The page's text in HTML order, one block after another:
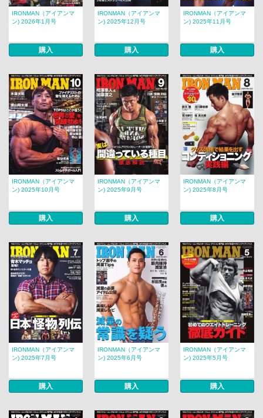
IRONMAN（アイアンマ
ン) 2026年1月号
購入
IRONMAN（アイアンマ
ン) 2025年12月号
購入
IRONMAN（アイアンマ
ン) 2025年11月号
購入
IRONMAN（アイアンマ
ン) 2025年10月号
購入
IRONMAN（アイアンマ
ン) 2025年9月号
購入
IRONMAN（アイアンマ
ン) 2025年8月号
購入
IRONMAN（アイアンマ
ン) 2025年7月号
購入
IRONMAN（アイアンマ
ン) 2025年6月号
購入
IRONMAN（アイアンマ
ン) 2025年5月号
購入